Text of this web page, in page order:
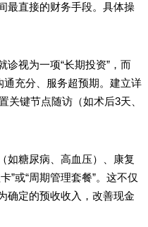
最直接的财务手段。具体操
视为一项“长期投资”，而
通充分、服务超预期。建立详
关键节点随访（如术后3天、
糖尿病、高血压）、康复
”或“周期管理套餐”。这不仅
确定的预收收入，改善现金